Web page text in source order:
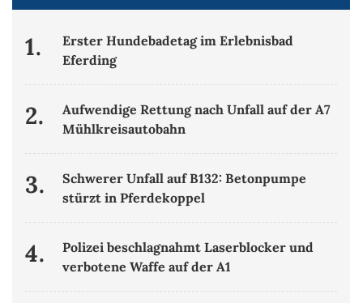
1.
Erster Hundebadetag im Erlebnisbad
Eferding
2.
Aufwendige Rettung nach Unfall auf der A7
Mühlkreisautobahn
3.
Schwerer Unfall auf B132: Betonpumpe
stürzt in Pferdekoppel
4.
Polizei beschlagnahmt Laserblocker und
verbotene Waffe auf der A1